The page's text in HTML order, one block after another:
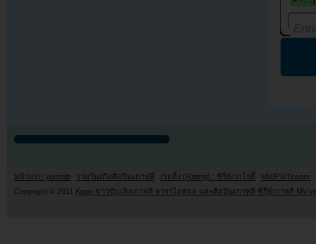
หน้าแรก youzab รวมวันเกิดศิลปินเกาหลี เรตติ้ง (Rating) : ซีรี่ย์/วาไรตี้
MV/PV/Teaser
Copyright © 2011 Kpop ข่าวบันเทิงเกาหลี ดาราไอดอล และศิลปินเกาหลี ซีรี่ย์เกาหลี MV